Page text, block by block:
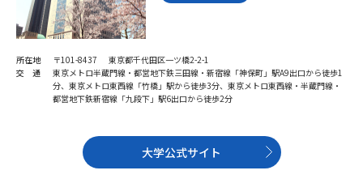
オープンキャンパスなどを調べる
オープンキャンパス検索 実施プログラムから探す
所在地
〒101-8437 東京都千代田区一ツ橋2-2-1
交 通
東京メトロ半蔵門線・都営地下鉄三田線・新宿線「神保町」駅A9出口から徒歩1
分、東京メトロ東西線「竹橋」駅から徒歩3分、東京メトロ東西線・半蔵門線・
都営地下鉄新宿線「九段下」駅6出口から徒歩2分
大学公式サイト